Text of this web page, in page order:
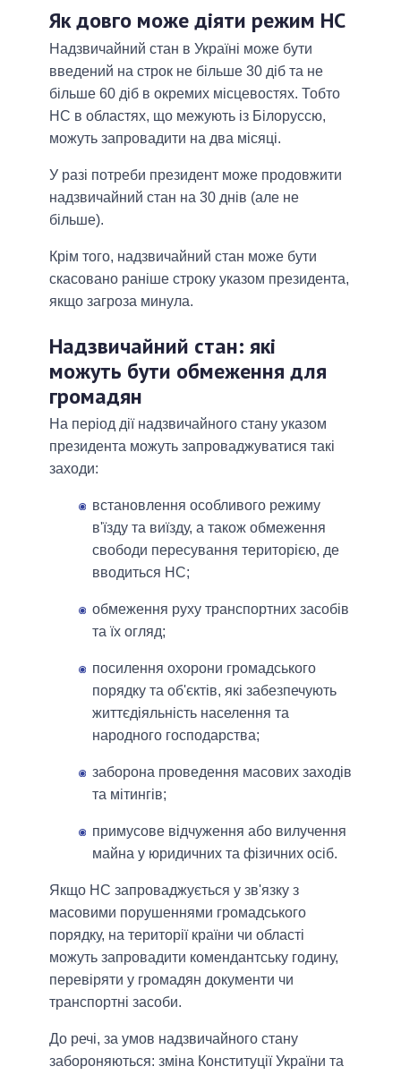
Як довго може діяти режим НС
Надзвичайний стан в Україні може бути
введений на строк не більше 30 діб та не
більше 60 діб в окремих місцевостях. Тобто
НС в областях, що межують із Білоруссю,
можуть запровадити на два місяці.
У разі потреби президент може продовжити
надзвичайний стан на 30 днів (але не
більше).
Крім того, надзвичайний стан може бути
скасовано раніше строку указом президента,
якщо загроза минула.
Надзвичайний стан: які
можуть бути обмеження для
громадян
На період дії надзвичайного стану указом
президента можуть запроваджуватися такі
заходи:
встановлення особливого режиму
в'їзду та виїзду, а також обмеження
свободи пересування територією, де
вводиться НС;
обмеження руху транспортних засобів
та їх огляд;
посилення охорони громадського
порядку та об'єктів, які забезпечують
життєдіяльність населення та
народного господарства;
заборона проведення масових заходів
та мітингів;
примусове відчуження або вилучення
майна у юридичних та фізичних осіб.
Якщо НС запроваджується у зв'язку з
масовими порушеннями громадського
порядку, на території країни чи області
можуть запровадити комендантську годину,
перевіряти у громадян документи чи
транспортні засоби.
До речі, за умов надзвичайного стану
забороняються: зміна Конституції України та